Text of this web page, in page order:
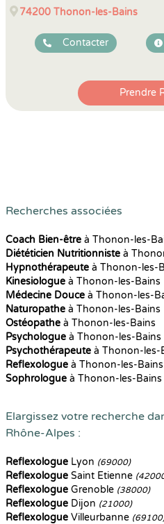
74200 Thonon-les-Bains
Contacter
Prendre
Recherches associées
Coach Bien-être à Thonon-les-
Diététicien Nutritionniste à
Hypnothérapeute à Thonon-les-
Kinesiologue à Thonon-les-Bains
Médecine Douce à Thonon-les-
Naturopathe à Thonon-les-Bains
Ostéopathe à Thonon-les-Bains
Psychologue à Thonon-les-Bains
Psychothérapeute à Thonon-les-
Reflexologue à Thonon-les-Bains
Sophrologue à Thonon-les-Bains
Elargissez votre recherche
Rhône-Alpes :
Reflexologue Lyon (69000)
Reflexologue Saint Etienne
Reflexologue Grenoble (38000)
Reflexologue Dijon (21000)
Reflexologue Villeurbanne